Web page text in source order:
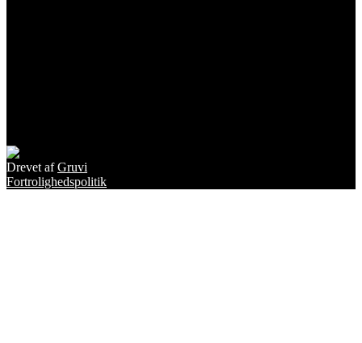
Drevet afGruvi
Fortrolighedspolitik